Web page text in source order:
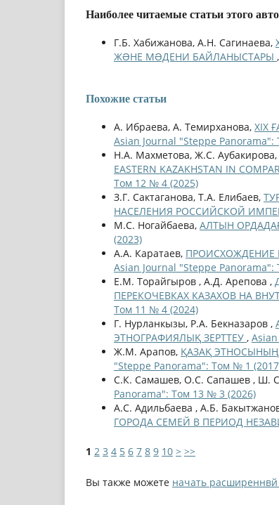
Наиболее читаемые статьи этого
Г.Б. Хабижанова, А.Н. Сагинаева,
ЖƏНЕ МƏДЕНИ БАЙЛАНЫСТАРЫ ,
Похожие статьи
А. Ибраева, А. Темирханова, ХІХ
Asian Journal "Steppe
Н.А. Махметова, Ж.С.
EASTERN KAZAKHSTAN IN
Том 12 № 4 (2025)
З.Г. Сактаганова, Т.А. Елибаев,
НАСЕЛЕНИЯ РОССИЙСКОЙ
М.С. Ногайбаева, АЛТЫН
(2023)
А.А. Каратаев, ПРОИСХОЖДЕНИЕ
Asian Journal "Steppe
Е.М. Торайгыров , А.Д. Арепова ,
ПЕРЕКОЧЕВКАХ КАЗАХОВ НА
Том 11 № 4 (2024)
Г. Нурланкызы, Р.А. Бекназаров ,
ЭТНОГРАФИЯЛЫҚ ЗЕРТТЕУ ,
Ж.М. Арапов, ҚАЗАҚ
"Steppe Panorama": Том № 1
С.К. Самашев, О.С. Сапашев , Ш.
Panorama": Том 13 № 3 (2026)
А.С. Адильбаева , A.Б.
ГОРОДА СЕМЕЙ В ПЕРИОД
1 2 3 4 5 6 7 8 9 10 > >>
Вы также можете начать расширеннвй